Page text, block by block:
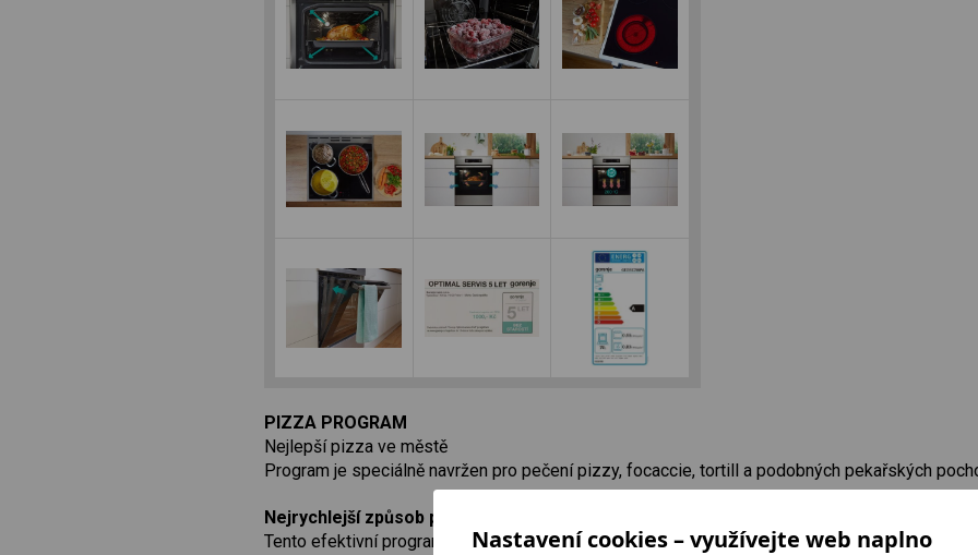
PIZZA PROGRAM
Nejlepší pizza ve městě
Program je speciálně navržen pro pečení pizzy, focaccie, tortill a podobných pekařských
Nejrychlejší způsob pečení mražených dobrot
Tento efektivní program pečení je ideální volbou pro všechna mražená jídla a hotová jídla.
Nastavení cookies – využívejte web naplno